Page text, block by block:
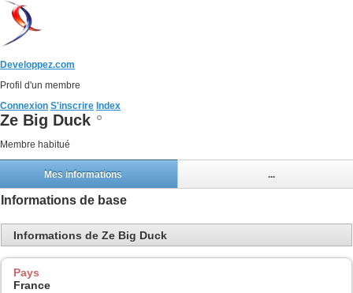
Developpez.com
Profil d'un membre
Connexion S'inscrire Index
Ze Big Duck
Membre habitué
Mes informations ...
Informations de base
Informations de Ze Big Duck
Pays
France